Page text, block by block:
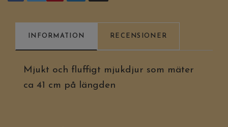
INFORMATION RECENSIONER
Mjukt och fluffigt mjukdjur som mäter
ca 41 cm på längden